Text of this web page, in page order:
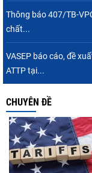
Thông báo 407/TB-
chất...
VASEP báo cáo, đề
ATTP tại...
CHUYÊN ĐỀ